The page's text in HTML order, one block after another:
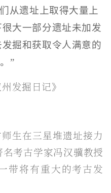
从遗址上取得大量上
大一部分遗址未加发
掘和获取令人满意的
”
发掘日记》
生在三星堆遗址接力
考古学家冯汉骥教授
带将有重大的考古发